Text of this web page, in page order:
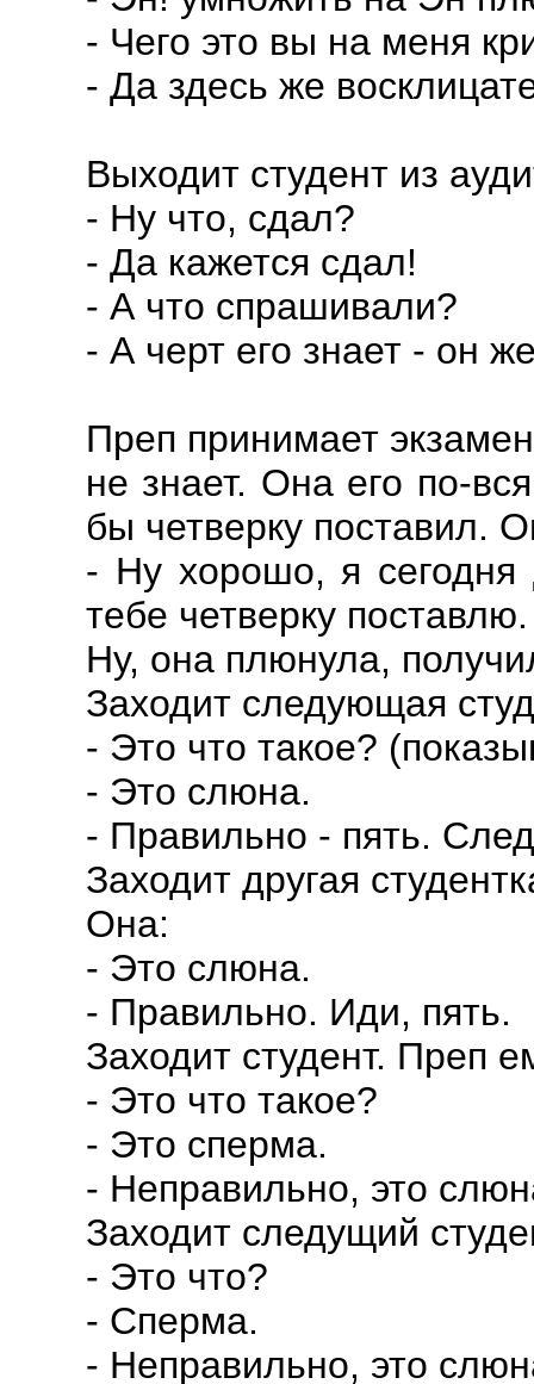
- Чего это вы на меня
- Да здесь же
Выходит студент из
- Ну что, сдал?
- Да кажется сдал!
- А что спрашивали?
- А черт его знает - он
Преп принимает
не знает. Она его по-
бы четверку поставил.
- Ну хорошо, я
тебе четверку поставлю.
Ну, она плюнула,
Заходит следующая
- Это что такое?
- Это слюна.
- Правильно - пять.
Заходит другая
Она:
- Это слюна.
- Правильно. Иди, пять.
Заходит студент. Преп
- Это что такое?
- Это сперма.
- Неправильно, это
Заходит следущий
- Это что?
- Сперма.
- Неправильно, это